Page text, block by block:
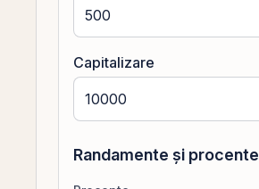
Capitalizare
Randamente și procente